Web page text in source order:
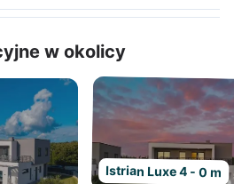
w okolicy
Istrian Luxe 4 - 0 m